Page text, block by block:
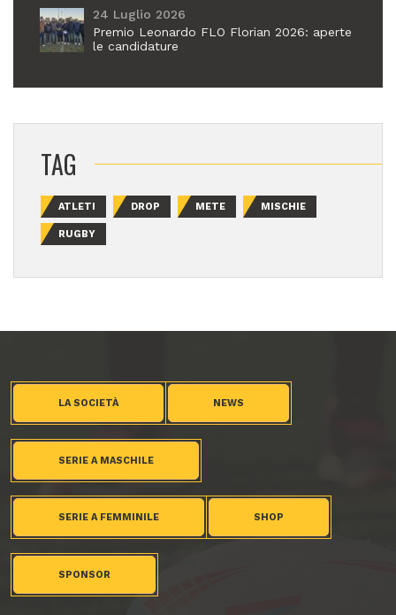
24 Luglio 2026
Premio Leonardo FLO Florian 2026: aperte
le candidature
TAG
ATLETI DROP METE MISCHIE
RUGBY
LA SOCIETÀ NEWS
SERIE A MASCHILE
SERIE A FEMMINILE SHOP
SPONSOR